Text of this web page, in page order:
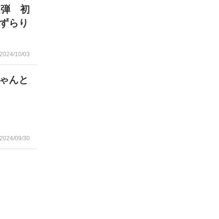
弾 初
らり
2024/10/03
んと
2024/09/30